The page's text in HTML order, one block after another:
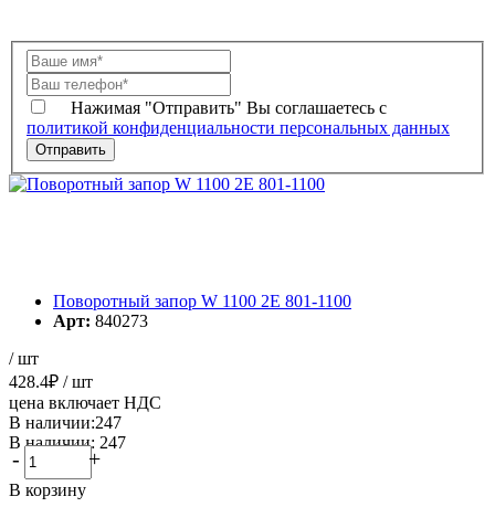
Нажимая "Отправить" Вы соглашаетесь с
политикой конфиденциальности персональных данных
Поворотный запор W 1100 2E 801-1100
Арт: 840273
/ шт
428.4₽ / шт
цена включает НДС
В наличии:247
В наличии: 247
- +
В корзину